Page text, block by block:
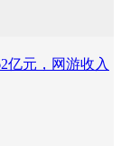
亿元，网游收入